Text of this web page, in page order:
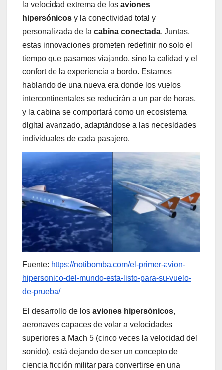
la velocidad extrema de los aviones
hipersónicos y la conectividad total y
personalizada de la cabina conectada. Juntas,
estas innovaciones prometen redefinir no solo el
tiempo que pasamos viajando, sino la calidad y el
confort de la experiencia a bordo. Estamos
hablando de una nueva era donde los vuelos
intercontinentales se reducirán a un par de horas,
y la cabina se comportará como un ecosistema
digital avanzado, adaptándose a las necesidades
individuales de cada pasajero.
Fuente: https://notibomba.com/el-primer-avion-
hipersonico-del-mundo-esta-listo-para-su-vuelo-
de-prueba/
El desarrollo de los aviones hipersónicos,
aeronaves capaces de volar a velocidades
superiores a Mach 5 (cinco veces la velocidad del
sonido), está dejando de ser un concepto de
ciencia ficción militar para convertirse en una